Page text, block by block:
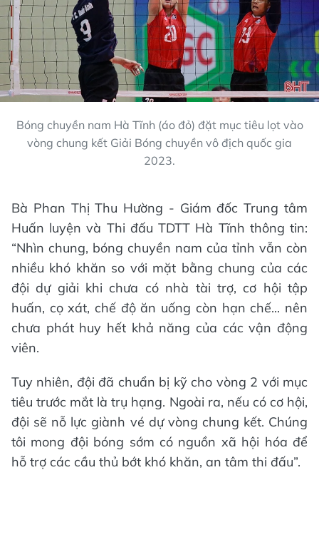
Bóng chuyền nam Hà Tĩnh (áo đỏ) đặt mục tiêu lọt vào
vòng chung kết Giải Bóng chuyền vô địch quốc gia
2023.
Bà Phan Thị Thu Hường -­ Giám đốc Trung tâm
Huấn luyện và Thi đấu TDTT Hà Tĩnh thông tin:
“Nhìn chung, bóng chuyền nam của tỉnh vẫn còn
nhiều khó khăn so với mặt bằng chung của các
đội dự giải khi chưa có nhà tài trợ, cơ hội tập
huấn, cọ xát, chế độ ăn uống còn hạn chế... nên
chưa phát huy hết khả năng của các vận động
viên.
Tuy nhiên, đội đã chuẩn bị kỹ cho vòng 2 với mục
tiêu trước mắt là trụ hạng. Ngoài ra, nếu có cơ hội,
đội sẽ nỗ lực giành vé dự vòng chung kết. Chúng
tôi mong đội bóng sớm có nguồn xã hội hóa để
hỗ trợ các cầu thủ bớt khó khăn, an tâm thi đấu”.